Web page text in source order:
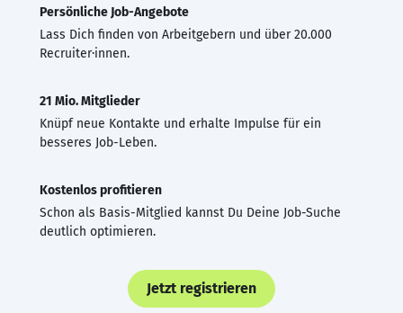
Persönliche Job-Angebote
Lass Dich finden von Arbeitgebern und über 20.000
Recruiter·innen.
21 Mio. Mitglieder
Knüpf neue Kontakte und erhalte Impulse für ein
besseres Job-Leben.
Kostenlos profitieren
Schon als Basis-Mitglied kannst Du Deine Job-Suche
deutlich optimieren.
Jetzt registrieren